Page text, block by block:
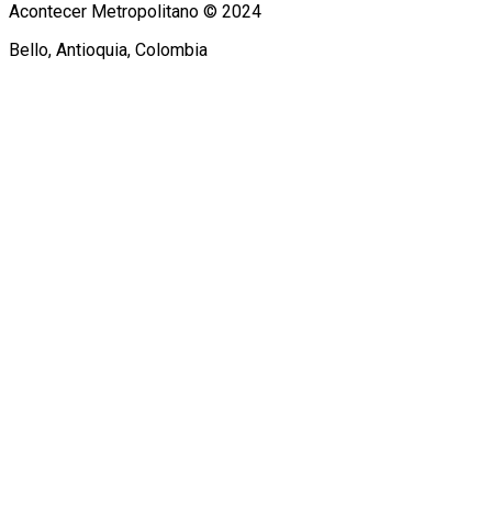
Acontecer Metropolitano © 2024
Bello, Antioquia, Colombia